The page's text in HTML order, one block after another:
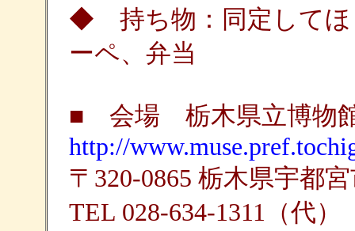
◆ 持ち物：同定してほ
ーペ、弁当
■ 会場 栃木県立博
http://
〒320-0865 栃木県宇都
TEL 028-634-1311（代